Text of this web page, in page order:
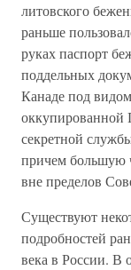
литовского
раньше
руках паспорт
поддельных
Канаде под
оккупированной
секретной
причем большую
вне пределов
Существуют
подробностей
века в России. В